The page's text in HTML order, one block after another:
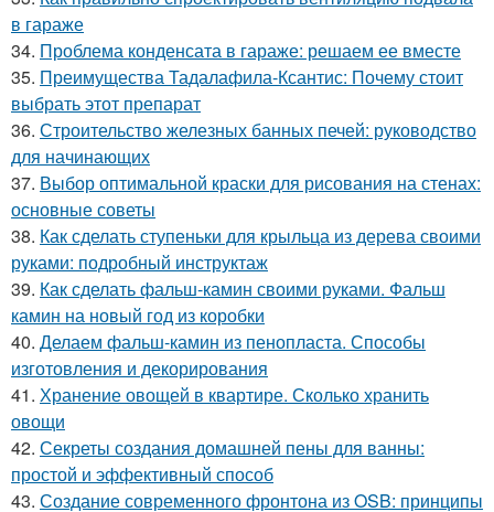
в гараже
34. Проблема конденсата в гараже: решаем ее вместе
35. Преимущества Тадалафила-Ксантис: Почему стоит
выбрать этот препарат
36. Строительство железных банных печей: руководство
для начинающих
37. Выбор оптимальной краски для рисования на стенах:
основные советы
38. Как сделать ступеньки для крыльца из дерева своими
руками: подробный инструктаж
39. Как сделать фальш-камин своими руками. Фальш
камин на новый год из коробки
40. Делаем фальш-камин из пенопласта. Способы
изготовления и декорирования
41. Хранение овощей в квартире. Сколько хранить
овощи
42. Секреты создания домашней пены для ванны:
простой и эффективный способ
43. Создание современного фронтона из OSB: принципы